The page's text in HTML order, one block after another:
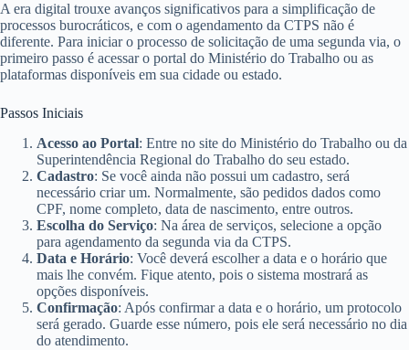
A era digital trouxe avanços significativos para a simplificação de
processos burocráticos, e com o agendamento da CTPS não é
diferente. Para iniciar o processo de solicitação de uma segunda via, o
primeiro passo é acessar o portal do Ministério do Trabalho ou as
plataformas disponíveis em sua cidade ou estado.
Passos Iniciais
Acesso ao Portal: Entre no site do Ministério do Trabalho ou da
Superintendência Regional do Trabalho do seu estado.
Cadastro: Se você ainda não possui um cadastro, será
necessário criar um. Normalmente, são pedidos dados como
CPF, nome completo, data de nascimento, entre outros.
Escolha do Serviço: Na área de serviços, selecione a opção
para agendamento da segunda via da CTPS.
Data e Horário: Você deverá escolher a data e o horário que
mais lhe convém. Fique atento, pois o sistema mostrará as
opções disponíveis.
Confirmação: Após confirmar a data e o horário, um protocolo
será gerado. Guarde esse número, pois ele será necessário no dia
do atendimento.